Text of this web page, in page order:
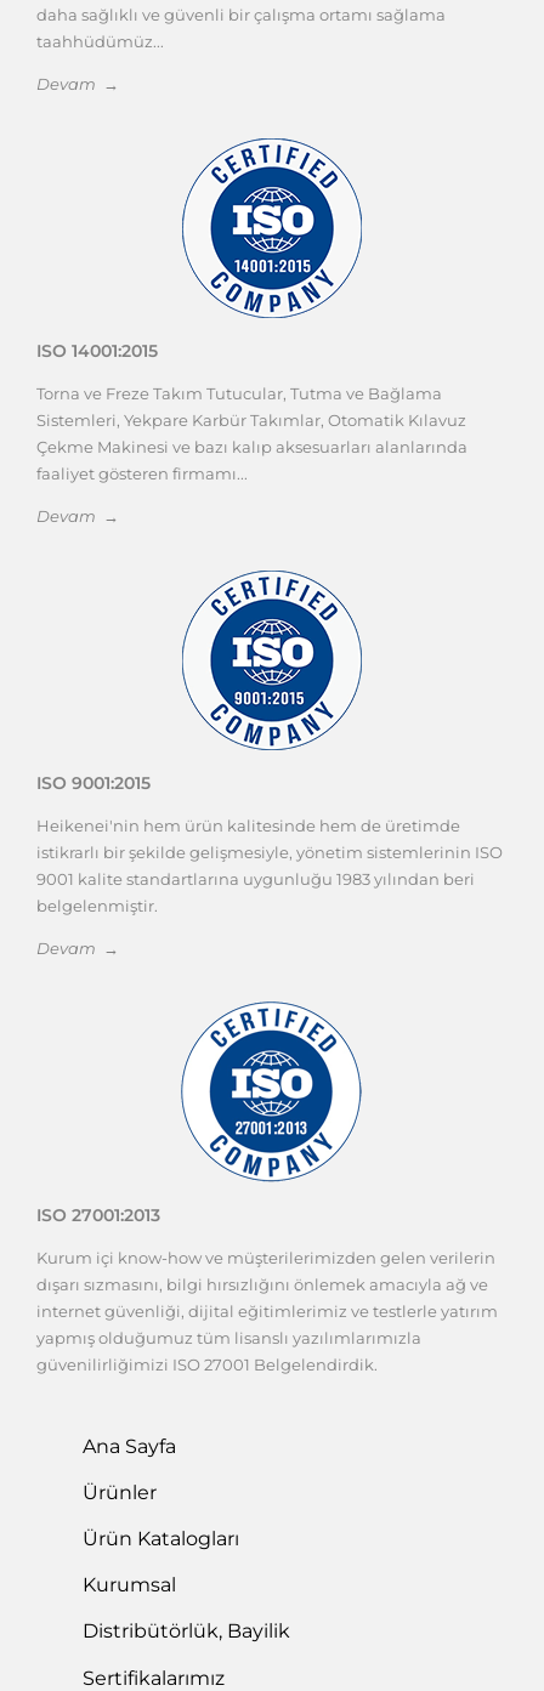
daha sağlıklı ve güvenli bir çalışma ortamı sağlama
taahhüdümüz...
Devam →
ISO 14001:2015
Torna ve Freze Takım Tutucular, Tutma ve Bağlama
Sistemleri, Yekpare Karbür Takımlar, Otomatik Kılavuz
Çekme Makinesi ve bazı kalıp aksesuarları alanlarında
faaliyet gösteren firmamı...
Devam →
ISO 9001:2015
Heikenei'nin hem ürün kalitesinde hem de üretimde
istikrarlı bir şekilde gelişmesiyle, yönetim sistemlerinin ISO
9001 kalite standartlarına uygunluğu 1983 yılından beri
belgelenmiştir.
Devam →
ISO 27001:2013
Kurum içi know-how ve müşterilerimizden gelen verilerin
dışarı sızmasını, bilgi hırsızlığını önlemek amacıyla ağ ve
internet güvenliği, dijital eğitimlerimiz ve testlerle yatırım
yapmış olduğumuz tüm lisanslı yazılımlarımızla
güvenilirliğimizi ISO 27001 Belgelendirdik.
Ana Sayfa
Ürünler
Ürün Katalogları
Kurumsal
Distribütörlük, Bayilik
Sertifikalarımız